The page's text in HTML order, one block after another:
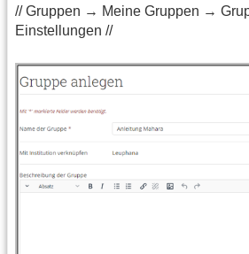
// Gruppen → Meine Gruppen →
Einstellungen //